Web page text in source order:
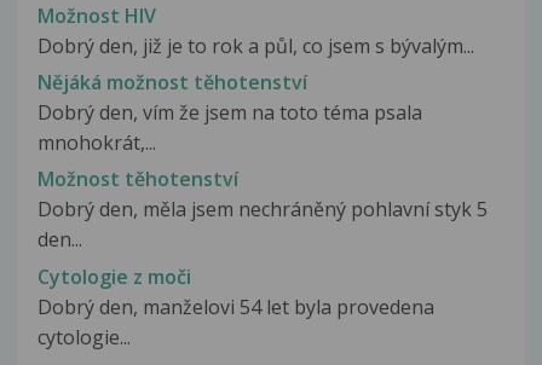
Možnost HIV
Dobrý den, již je to rok a půl, co jsem s bývalým...
Nějáká možnost těhotenství
Dobrý den, vím že jsem na toto téma psala
mnohokrát,...
Možnost těhotenství
Dobrý den, měla jsem nechráněný pohlavní styk 5
den...
Cytologie z moči
Dobrý den, manželovi 54 let byla provedena
cytologie...